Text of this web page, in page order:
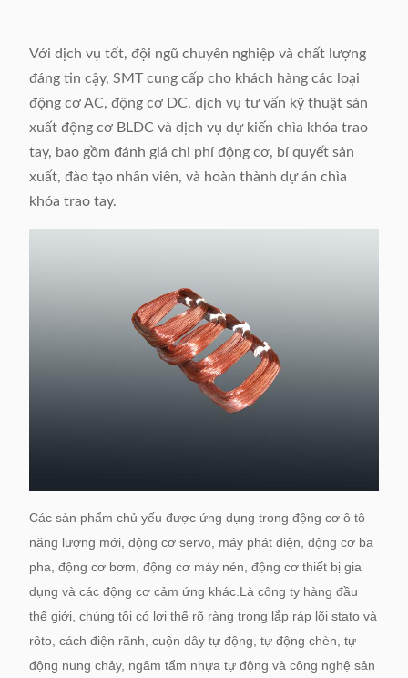
Với dịch vụ tốt, đội ngũ chuyên nghiệp và chất lượng
đáng tin cậy, SMT cung cấp cho khách hàng các loại
động cơ AC, động cơ DC, dịch vụ tư vấn kỹ thuật sản
xuất động cơ BLDC và dịch vụ dự kiến ​​chìa khóa trao
tay, bao gồm đánh giá chi phí động cơ, bí quyết sản
xuất, đào tạo nhân viên, và hoàn thành dự án chìa
khóa trao tay.
Các sản phẩm chủ yếu được ứng dụng trong động cơ ô tô
năng lượng mới, động cơ servo, máy phát điện, động cơ ba
pha, động cơ bơm, động cơ máy nén, động cơ thiết bị gia
dụng và các động cơ cảm ứng khác.Là công ty hàng đầu
thế giới, chúng tôi có lợi thế rõ ràng trong lắp ráp lõi stato và
rôto, cách điện rãnh, cuộn dây tự động, tự động chèn, tự
động nung chảy, ngâm tẩm nhựa tự động và công nghệ sản